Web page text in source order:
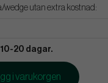
wedge utan extra kostnad:
20 dagar.
i varukorgen